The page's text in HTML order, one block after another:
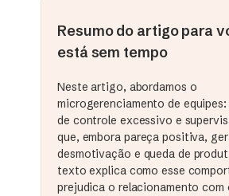
Resumo do artigo para
está sem tempo
Neste artigo, abordamos o
microgerenciamento de
de controle excessivo e
que, embora pareça positiva,
desmotivação e queda de
texto explica como esse
prejudica o relacionamento com